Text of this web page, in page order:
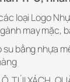
loại Logo
may mặc,
subằng nhựa